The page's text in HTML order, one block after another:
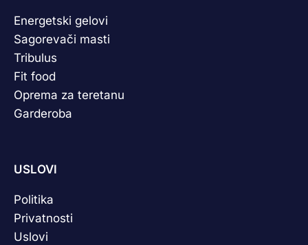
Energetski gelovi
Sagorevači masti
Tribulus
Fit food
Oprema za teretanu
Garderoba
USLOVI
Politika
Privatnosti
Uslovi